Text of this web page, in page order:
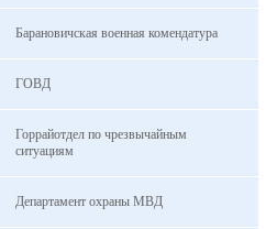
Барановичская военная комендатура
ГОВД
Горрайотдел по чрезвычайным
ситуациям
Департамент охраны МВД